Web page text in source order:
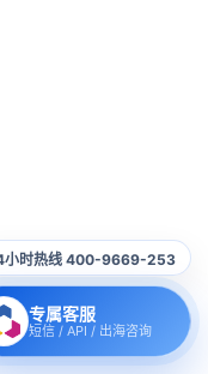
小时热线 400-9669-253
专属客服
短信 / API / 出海咨询